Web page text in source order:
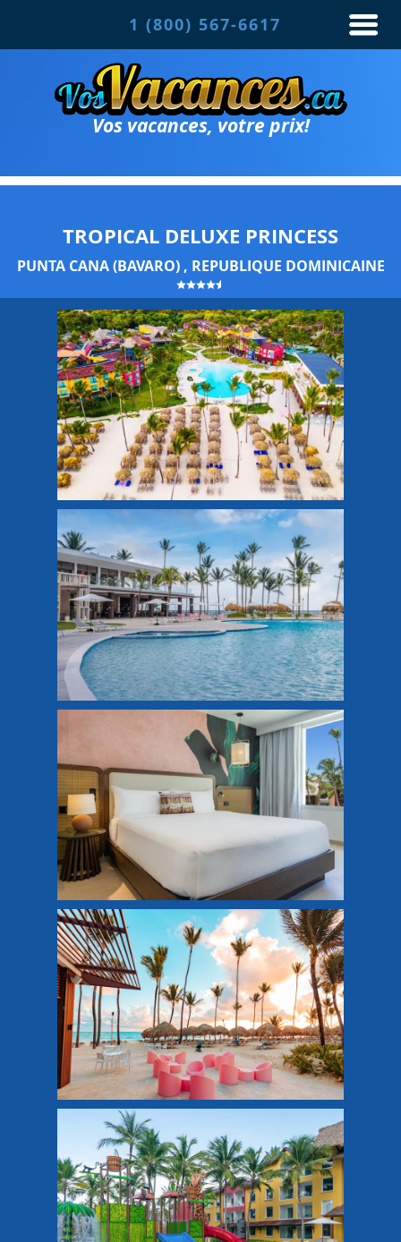
1 (800) 567-6617
Vos vacances, votre prix!
TROPICAL DELUXE PRINCESS
PUNTA CANA (BAVARO) , REPUBLIQUE DOMINICAINE